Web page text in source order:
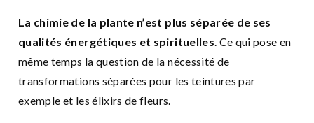
La chimie de la plante n’est plus séparée de ses
qualités énergétiques et spirituelles. Ce qui pose en
même temps la question de la nécessité de
transformations séparées pour les teintures par
exemple et les élixirs de fleurs.